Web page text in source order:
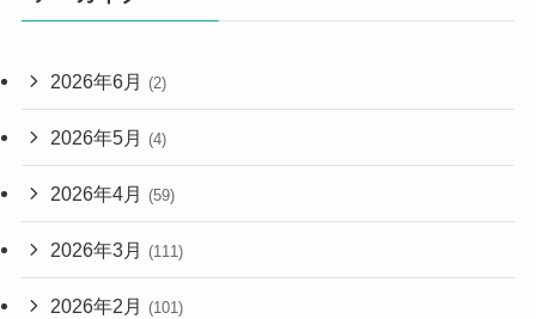
2026年6月 (2)
2026年5月 (4)
2026年4月 (59)
2026年3月 (111)
2026年2月 (101)